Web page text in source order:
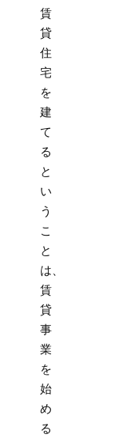
賃
貸
住
宅
を
建
て
る
と
い
う
こ
と
は、
賃
貸
事
業
を
始
め
る